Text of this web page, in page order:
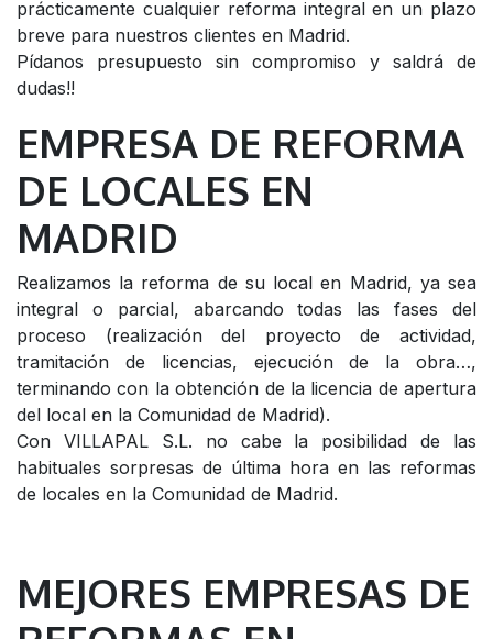
prácticamente cualquier reforma integral en un plazo
breve para nuestros clientes en Madrid.
Pídanos presupuesto sin compromiso y saldrá de
dudas!!
EMPRESA DE REFORMA
DE LOCALES EN
MADRID
Realizamos la reforma de su local en Madrid, ya sea
integral o parcial, abarcando todas las fases del
proceso (realización del proyecto de actividad,
tramitación de licencias, ejecución de la obra…,
terminando con la obtención de la licencia de apertura
del local en la Comunidad de Madrid).
Con VILLAPAL S.L. no cabe la posibilidad de las
habituales sorpresas de última hora en las reformas
de locales en la Comunidad de Madrid.
MEJORES EMPRESAS DE